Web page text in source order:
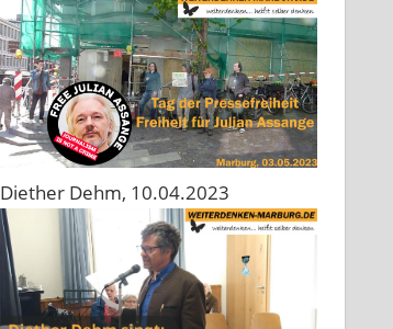
Diether Dehm, 10.04.2023